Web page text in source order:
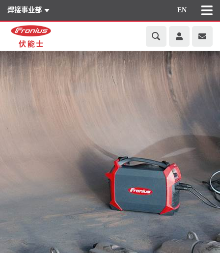
焊接事业部 EN